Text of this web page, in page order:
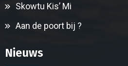
Skowtu Kis’ Mi
Aan de poort bij ?
Nieuws